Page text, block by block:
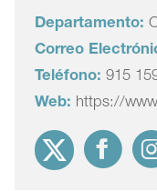
Departamento:
Correo
Teléfono: 915
Web: https://